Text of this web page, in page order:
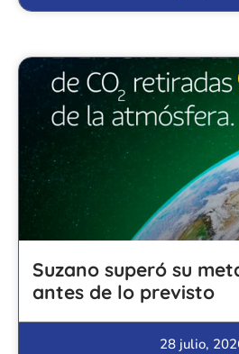
Suzano superó su
antes de lo previsto
28 julio,